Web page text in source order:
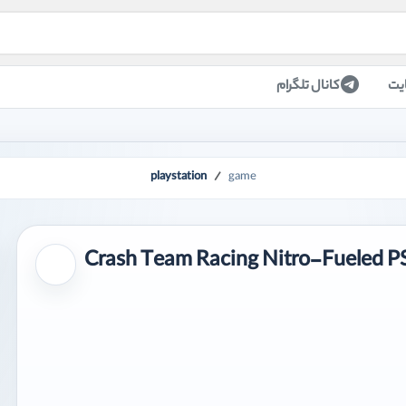
کانال تلگرام
game
playstation
برای